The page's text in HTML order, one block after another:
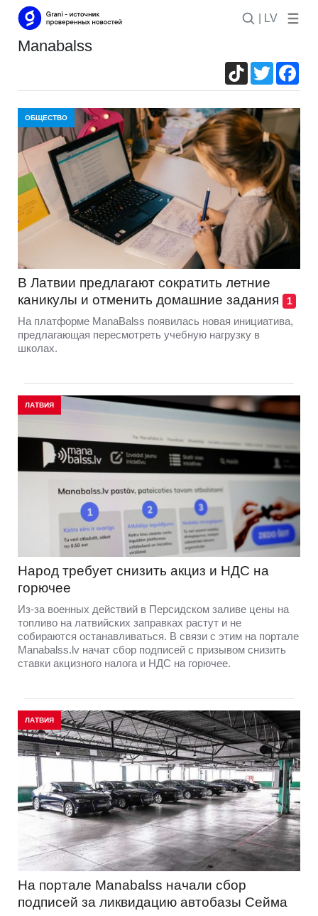
| LV
manabalss
TikTokTwitter
ОБЩЕСТВО
В Латвии предлагают сократить летние
каникулы и отменить домашние задания
1
На платформе ManaBalss появилась новая инициатива,
предлагающая пересмотреть учебную нагрузку в
школах.
ЛАТВИЯ
Народ требует снизить акциз и НДС на
горючее
Из-за военных действий в Персидском заливе цены на
топливо на латвийских заправках растут и не
собираются останавливаться. В связи с этим на портале
Manabalss.lv начат сбор подписей с призывом снизить
ставки акцизного налога и НДС на горючее.
ЛАТВИЯ
На портале Manabalss начали сбор
подписей за ликвидацию автобазы Сейма